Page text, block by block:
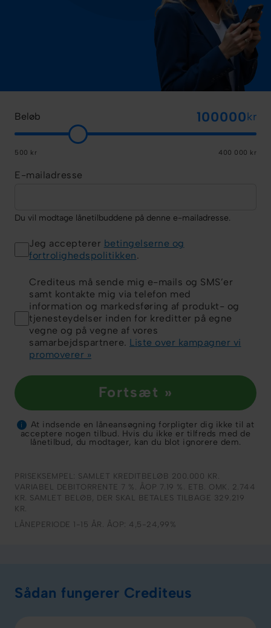
Beløb kr
500 kr 400 000 kr
E-mailadresse
Du vil modtage lånetilbuddene på denne e-mailadresse.
Jeg accepterer betingelserne og
fortrolighedspolitikken.
Crediteus må sende mig e-mails og SMS’er
samt kontakte mig via telefon med
information og markedsføring af produkt- og
tjenesteydelser inden for kreditter på egne
vegne og på vegne af vores
samarbejdspartnere. Liste over kampagner vi
promoverer »
Fortsæt »
i
At indsende en låneansøgning forpligter dig ikke til at
acceptere nogen tilbud. Hvis du ikke er tilfreds med de
lånetilbud, du modtager, kan du blot ignorere dem.
PRISEKSEMPEL: SAMLET KREDITBELØB 200.000 KR.
VARIABEL DEBITORRENTE 7 %. ÅOP 7.19 %. ETB. OMK. 2.744
KR. SAMLET BELØB, DER SKAL BETALES TILBAGE 329.219
KR.
LÅNEPERIODE 1-15 ÅR. ÅOP: 4,5-24,99%
Sådan fungerer Crediteus